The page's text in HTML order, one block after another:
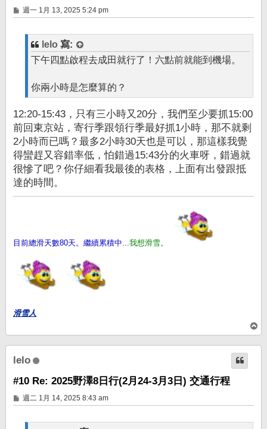
文
章
週一 1月 13, 2025 5:24 pm
lelo 寫:
下午四點啟程去成田就行了！六點前就能到機場。
你兩小時是怎麼算的？
12:20-15:43，只有三小時又20分，我們至少要抓15:00
前回東京站，寄行季跟領行季最好抓1小時，那不就剩
2小時而已嗎？最多2小時30天也是可以，那這樣我覺
得蠻趕又容錯率低，怕錯過15:43分的火車呀，錯過就
很慘了吧？你仔細看我最後的表格，上面有出發跟抵
達的時間。
目前總滑天數80天。繼續累積中...我想滑雪。
滑雪人
頂
端
lelo
#10 Re: 2025野澤8日行(2月24-3月3日) 交通行程
文
章
週二 1月 14, 2025 8:43 am